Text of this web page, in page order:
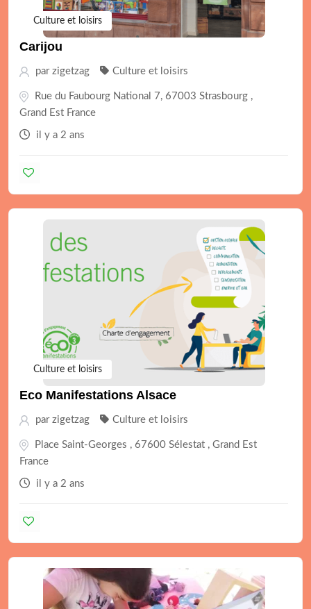
Culture et loisirs
Carijou
par zigetzag Culture et loisirs
Rue du Faubourg National 7, 67003 Strasbourg ,
Grand Est France
il y a 2 ans
Culture et loisirs
Eco Manifestations Alsace
par zigetzag Culture et loisirs
Place Saint-Georges , 67600 Sélestat , Grand Est
France
il y a 2 ans